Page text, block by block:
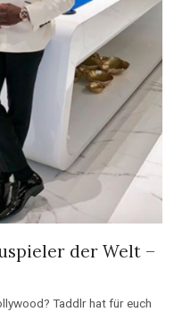
der Welt –
Taddlr hat für euch